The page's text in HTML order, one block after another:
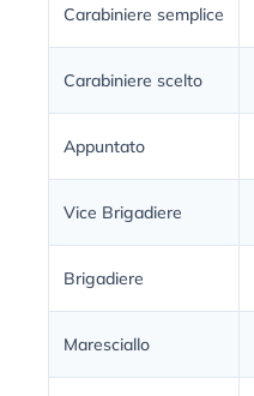
Carabiniere semplice
Carabiniere scelto
Appuntato
Vice Brigadiere
Brigadiere
Maresciallo